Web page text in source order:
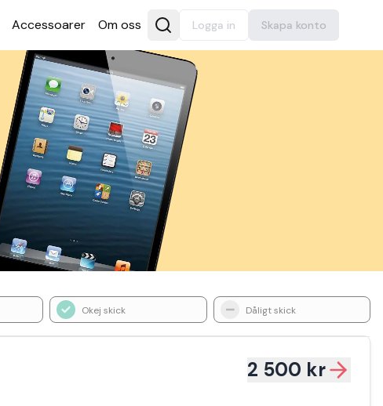
Acces­soarer Om oss Logga in Skapa konto
Okej skick Dåligt skick
2 500 kr